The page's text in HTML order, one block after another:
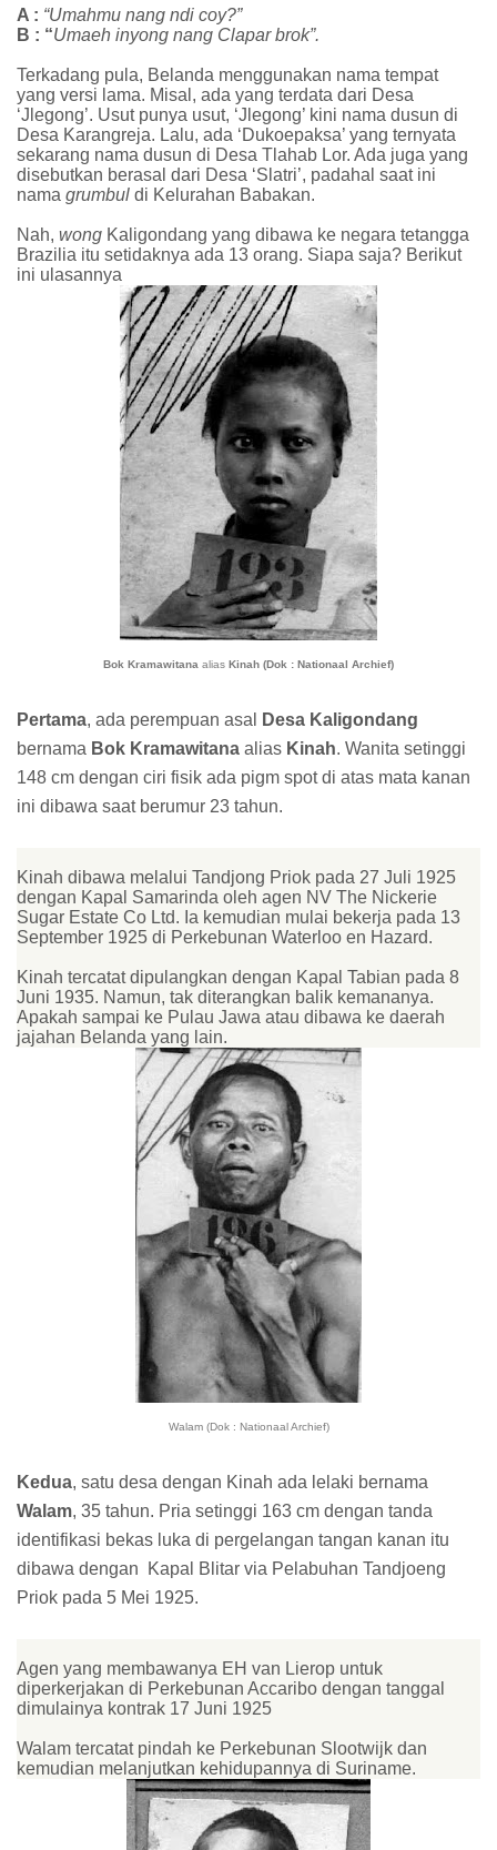
A : “Umahmu nang ndi coy?”
B : “Umaeh inyong nang Clapar brok”.
Terkadang pula, Belanda menggunakan nama tempat
yang versi lama. Misal, ada yang terdata dari Desa
‘Jlegong’. Usut punya usut, ‘Jlegong’ kini nama dusun di
Desa Karangreja. Lalu, ada ‘Dukoepaksa’ yang ternyata
sekarang nama dusun di Desa Tlahab Lor. Ada juga yang
disebutkan berasal dari Desa ‘Slatri’, padahal saat ini
nama grumbul di Kelurahan Babakan.
Nah, wong Kaligondang yang dibawa ke negara tetangga
Brazilia itu setidaknya ada 13 orang. Siapa saja? Berikut
ini ulasannya
Bok Kramawitana alias Kinah (Dok : Nationaal Archief)
Pertama, ada perempuan asal
Desa Kaligondang
bernama Bok Kramawitana alias Kinah. Wanita setinggi
148 cm dengan ciri fisik ada pigm spot di atas mata kanan
ini dibawa saat berumur 23 tahun.
Kinah dibawa melalui Tandjong Priok pada 27 Juli 1925
dengan Kapal Samarinda oleh agen NV The Nickerie
Sugar Estate Co Ltd. Ia kemudian mulai bekerja pada 13
September 1925 di Perkebunan Waterloo en Hazard.
Kinah tercatat dipulangkan dengan Kapal Tabian pada 8
Juni 1935. Namun, tak diterangkan balik kemananya.
Apakah sampai ke Pulau Jawa atau dibawa ke daerah
jajahan Belanda yang lain.
Walam (Dok : Nationaal Archief)
Kedua, satu desa dengan Kinah ada lelaki bernama
Walam, 35 tahun. Pria setinggi 163 cm dengan tanda
identifikasi bekas luka di pergelangan tangan kanan itu
dibawa dengan Kapal Blitar via Pelabuhan Tandjoeng
Priok pada 5 Mei 1925.
Agen yang membawanya EH van Lierop untuk
diperkerjakan di Perkebunan Accaribo dengan tanggal
dimulainya kontrak 17 Juni 1925
Walam tercatat pindah ke Perkebunan Slootwijk dan
kemudian melanjutkan kehidupannya di Suriname.